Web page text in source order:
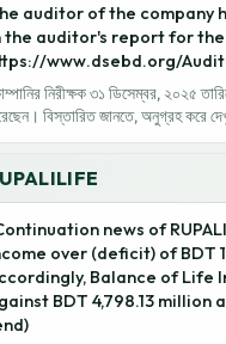
auditor of the company
the auditor's report for the
www.dsebd.org/
নিরীক্ষক ৩১ ডিসেম্বর, ২০২৫
বিস্তারিত জানতে,
news of
over (deficit) of BDT
Balance of Life
BDT 4,798.13 million